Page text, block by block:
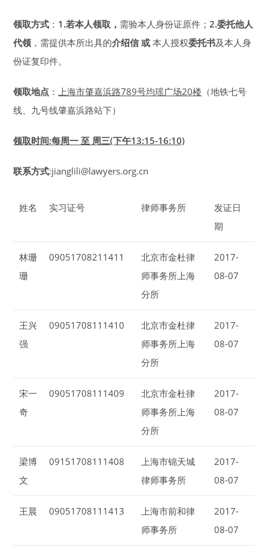
领取方式 ： 1.若本人领取， 需验本人身份证原件；2.委托他人
代领 ，需提供本所出具的介绍信 或本人授权委托书及本人身
份证复印件。
领取地点 ：上海市肇嘉浜路789号均瑶广场20楼 （地铁七号
线、九号线肇嘉浜路站下）
领取时间:每周一 至 周三(下午13:15-16:10)
联系方式:jianglili@lawyers.org.cn
姓名 实习证号 律师事务所
发证日
期
林珊
珊
09051708211411
北京市金杜律
师事务所上海
分所
2017-
08-07
王兴
强
09051708111410
北京市金杜律
师事务所上海
分所
2017-
08-07
宋一
奇
09051708111409
北京市金杜律
师事务所上海
分所
2017-
08-07
梁博
文
09151708111408
上海市锦天城
律师事务所
2017-
08-07
王晨 09051708111413
上海市前和律
师事务所
2017-
08-07